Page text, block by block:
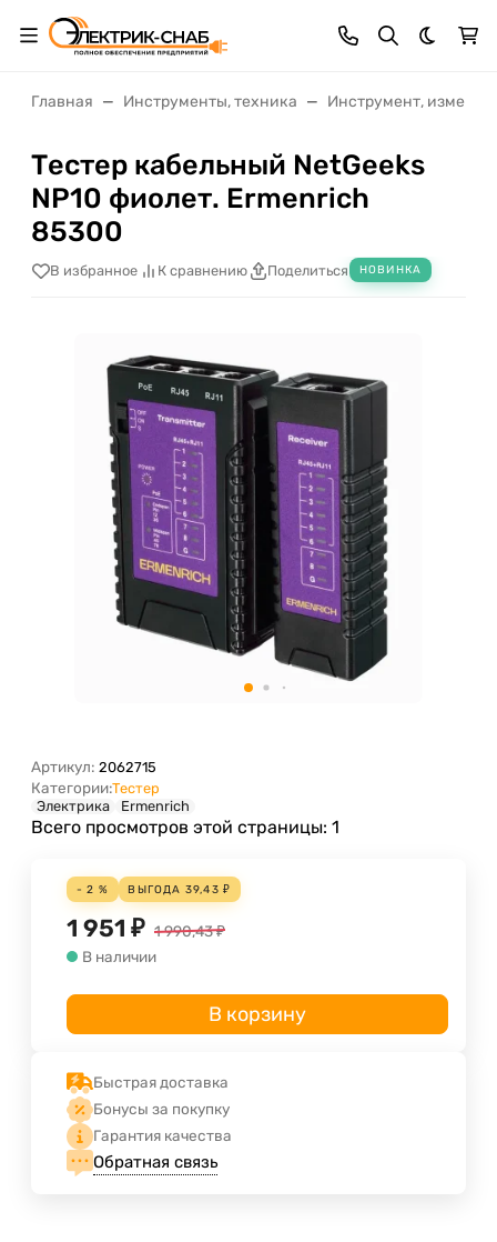
Темная
Главная Инструменты, техника Инструмент,
Тестер кабельный NetGeeks
NP10 фиолет. Ermenrich
85300
В избранное К сравнению Поделиться НОВИНКА
Артикул: 2062715
Категории:Тестер
Электрика
Ermenrich
Всего просмотров этой страницы: 1
- 2 % ВЫГОДА 39,43 ₽
1 951 ₽ 1 990,43₽
В наличии
В корзину
Быстрая доставка
Бонусы за покупку
Гарантия качества
Обратная связь